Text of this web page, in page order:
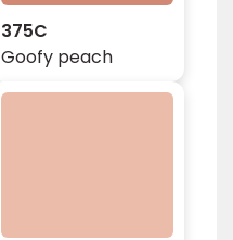
375C
Goofy peach